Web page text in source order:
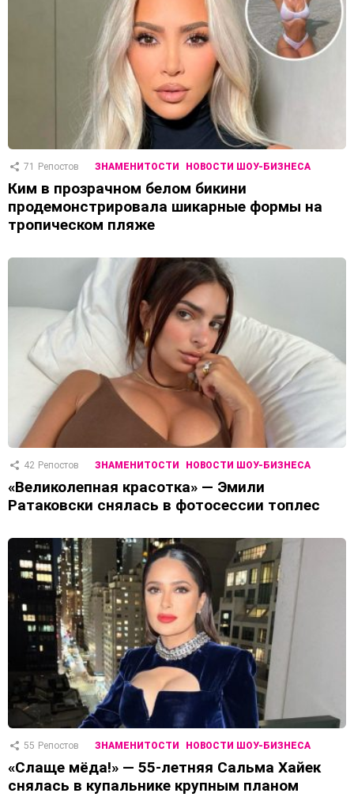
71 Репостов ЗНАМЕНИТОСТИ НОВОСТИ ШОУ-БИЗНЕСА
Ким в прозрачном белом бикини
продемонстрировала шикарные формы на
тропическом пляже
42 Репостов ЗНАМЕНИТОСТИ НОВОСТИ ШОУ-БИЗНЕСА
«Великолепная красотка» — Эмили
Ратаковски снялась в фотосессии топлес
55 Репостов ЗНАМЕНИТОСТИ НОВОСТИ ШОУ-БИЗНЕСА
«Слаще мёда!» — 55-летняя Сальма Хайек
снялась в купальнике крупным планом